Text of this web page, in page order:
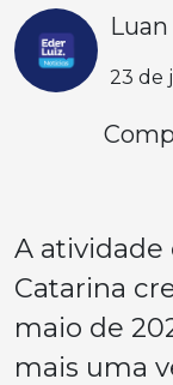
Luan
23 de
A atividade
Catarina
maio de
mais uma